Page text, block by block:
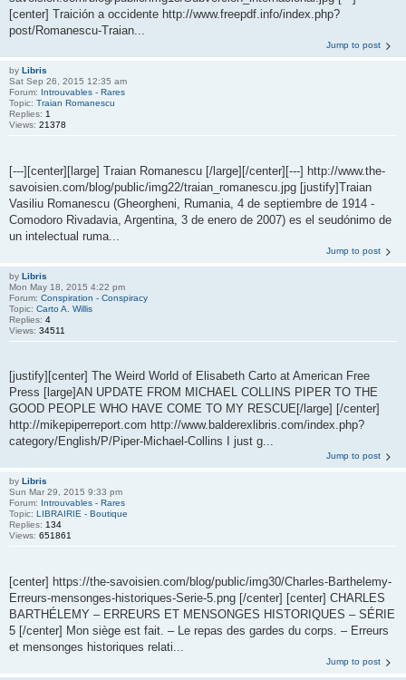
[center] Traición a occidente http://www.freepdf.info/index.php?
post/Romanescu-Traian...
Jump to post
by Libris
Sat Sep 26, 2015 12:35 am
Forum: Introuvables - Rares
Topic: Traian Romanescu
Replies: 1
Views: 21378
[---][center][large] Traian Romanescu [/large][/center][---] http://www.the-
savoisien.com/blog/public/img22/traian_romanescu.jpg [justify]Traian
Vasiliu Romanescu (Gheorgheni, Rumania, 4 de septiembre de 1914 -
Comodoro Rivadavia, Argentina, 3 de enero de 2007) es el seudónimo de
un intelectual ruma...
Jump to post
by Libris
Mon May 18, 2015 4:22 pm
Forum: Conspiration - Conspiracy
Topic: Carto A. Willis
Replies: 4
Views: 34511
[justify][center] The Weird World of Elisabeth Carto at American Free
Press [large]AN UPDATE FROM MICHAEL COLLINS PIPER TO THE
GOOD PEOPLE WHO HAVE COME TO MY RESCUE[/large] [/center]
http://mikepiperreport.com http://www.balderexlibris.com/index.php?
category/English/P/Piper-Michael-Collins I just g...
Jump to post
by Libris
Sun Mar 29, 2015 9:33 pm
Forum: Introuvables - Rares
Topic: LIBRAIRIE - Boutique
Replies: 134
Views: 651861
[center] https://the-savoisien.com/blog/public/img30/Charles-Barthelemy-
Erreurs-mensonges-historiques-Serie-5.png [/center] [center] CHARLES
BARTHÉLEMY – ERREURS ET MENSONGES HISTORIQUES – SÉRIE
5 [/center] Mon siège est fait. – Le repas des gardes du corps. – Erreurs
et mensonges historiques relati...
Jump to post